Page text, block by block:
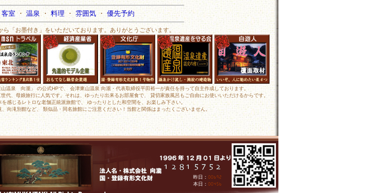
客室 ・ 温泉 ・ 料理 ・ 雰囲気 ・ 優先予約
「お墨付き」をいただいております。ありがとうございます。
温泉 向瀧」 の公式HPで、 会津東山温泉 向瀧・代表取締役平田裕一が責任を持って自主作成しております。
、母娘旅行に人気です。それは、ゆったり出来るお部屋食で、 貸切家族風呂もご自由にお使いいただけるからです。
感じるレトロな老舗正統派旅館で、 ゆったりとした和空間を、お楽しみ下さい。
向滝別館など、 類似品・同名旅館にご注意ください！当館と関係はまったくございません。
人
昨日：
人
本日：
人